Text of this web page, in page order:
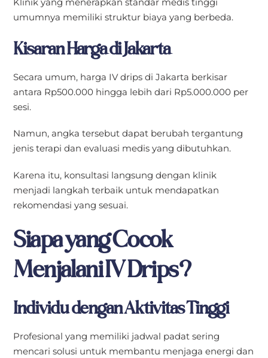
Klinik yang menerapkan standar medis tinggi
umumnya memiliki struktur biaya yang berbeda.
Kisaran Harga di Jakarta
Secara umum, harga IV drips di Jakarta berkisar
antara Rp500.000 hingga lebih dari Rp5.000.000 per
sesi.
Namun, angka tersebut dapat berubah tergantung
jenis terapi dan evaluasi medis yang dibutuhkan.
Karena itu, konsultasi langsung dengan klinik
menjadi langkah terbaik untuk mendapatkan
rekomendasi yang sesuai.
Siapa yang Cocok
Menjalani IV Drips?
Individu dengan Aktivitas Tinggi
Profesional yang memiliki jadwal padat sering
mencari solusi untuk membantu menjaga energi dan